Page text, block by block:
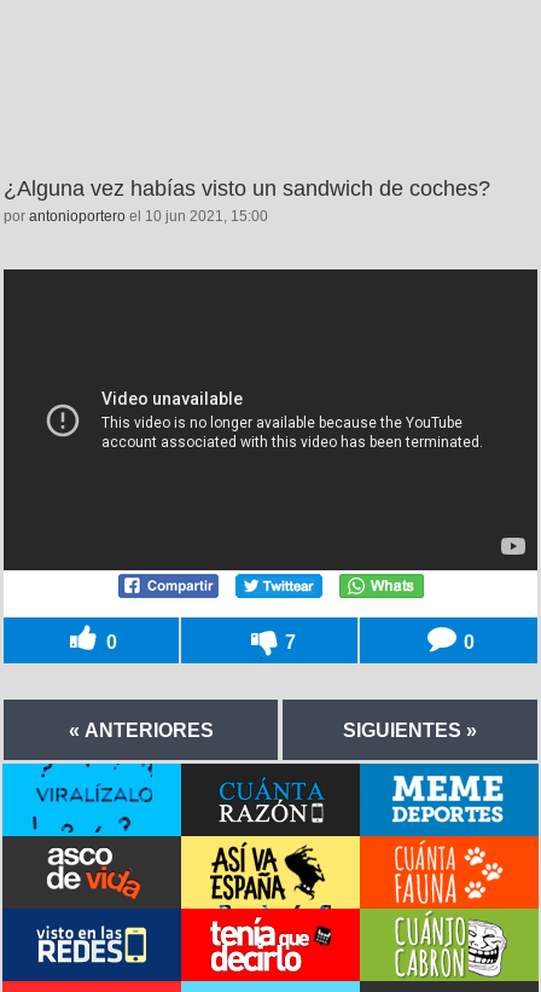
¿Alguna vez habías visto un sandwich de coches?
por antonioportero el 10 jun 2021, 15:00
0 7 0
« ANTERIORES SIGUIENTES »